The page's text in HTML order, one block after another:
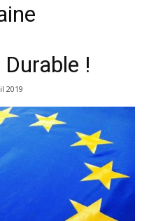
!
2019